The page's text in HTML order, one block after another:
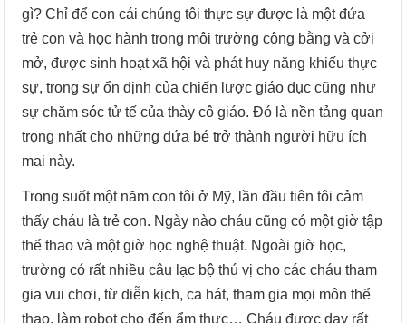
gì? Chỉ để con cái chúng tôi thực sự được là một đứa
trẻ con và học hành trong môi trường công bằng và cởi
mở, được sinh hoạt xã hội và phát huy năng khiếu thực
sự, trong sự ổn định của chiến lược giáo dục cũng như
sự chăm sóc tử tế của thày cô giáo. Đó là nền tảng quan
trọng nhất cho những đứa bé trở thành người hữu ích
mai này.
Trong suốt một năm con tôi ở Mỹ, lần đầu tiên tôi cảm
thấy cháu là trẻ con. Ngày nào cháu cũng có một giờ tập
thể thao và một giờ học nghệ thuật. Ngoài giờ học,
trường có rất nhiều câu lạc bộ thú vị cho các cháu tham
gia vui chơi, từ diễn kịch, ca hát, tham gia mọi môn thể
thao, làm robot cho đến ẩm thực… Cháu được dạy rất